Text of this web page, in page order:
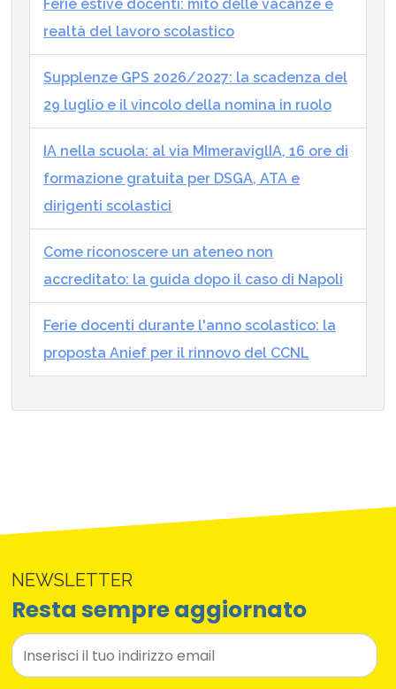
Ferie estive docenti: mito delle vacanze e
realtà del lavoro scolastico
Supplenze GPS 2026/2027: la scadenza del
29 luglio e il vincolo della nomina in ruolo
IA nella scuola: al via MImeraviglIA, 16 ore di
formazione gratuita per DSGA, ATA e
dirigenti scolastici
Come riconoscere un ateneo non
accreditato: la guida dopo il caso di Napoli
Ferie docenti durante l'anno scolastico: la
proposta Anief per il rinnovo del CCNL
NEWSLETTER
Resta sempre aggiornato